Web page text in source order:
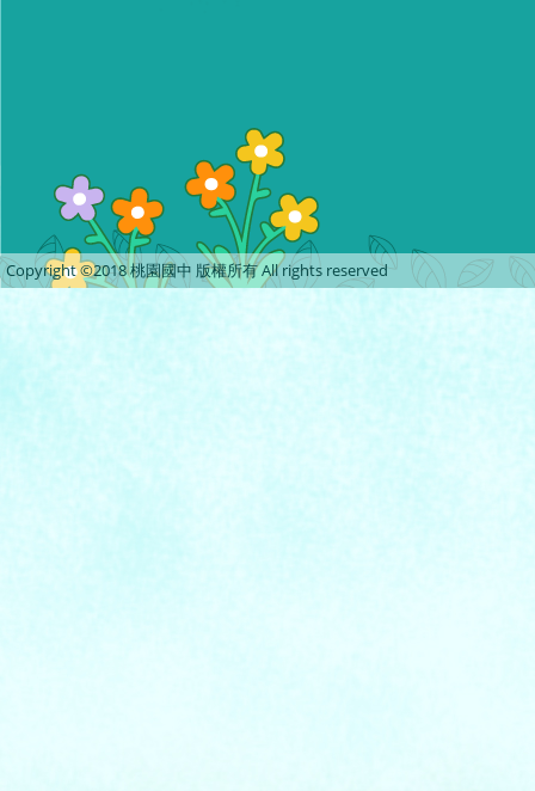
Copyright ©2018 桃園國中 版權所有 All rights reserved